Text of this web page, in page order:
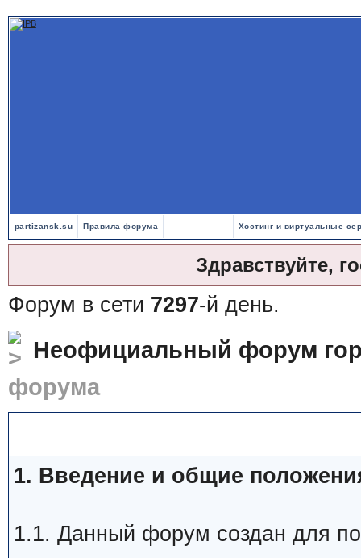
partizansk.su Правила форума Хостинг и виртуальные
Здравствуйте,
Форум в сети 7297-й день.
Неофициальный форум
форума
1. Введение и общие
1.1. Данный форум создан для